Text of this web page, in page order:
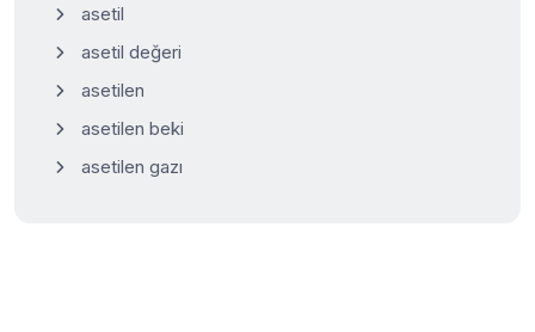
asetil
asetil değeri
asetilen
asetilen beki
asetilen gazı